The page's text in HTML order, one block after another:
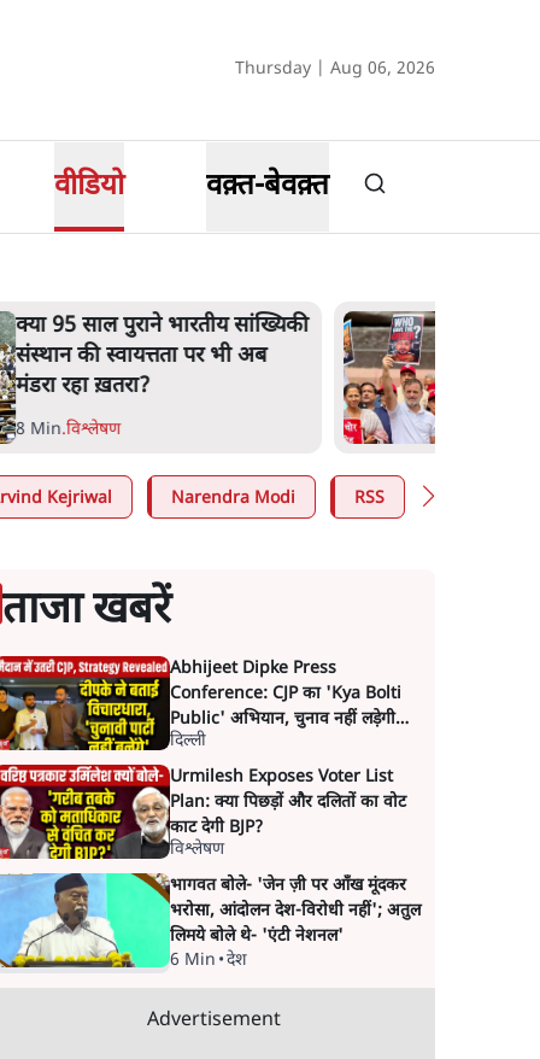
Thursday | Aug 06, 2026
वीडियो वक़्त-बेवक़्त
क्या 95 साल पुराने भारतीय सांख्यिकी
संस्थान की स्वायत्तता पर भी अब
मंडरा रहा ख़तरा?
8 Min.विश्लेषण
Kejriwal Narendra Modi RSS
ताजा खबरें
Abhijeet Dipke Press
Conference: CJP का 'Kya Bolti
Public' अभियान, चुनाव नहीं लड़ेगी
CJP!
दिल्ली
Urmilesh Exposes Voter List
Plan: क्या पिछड़ों और दलितों का वोट
काट देगी BJP?
विश्लेषण
भागवत बोले- 'जेन ज़ी पर आँख मूंदकर
भरोसा, आंदोलन देश-विरोधी नहीं'; अतुल
लिमये बोले थे- 'एंटी नेशनल'
6 Min •देश
Advertisement